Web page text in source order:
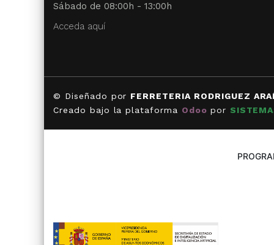
Sábado de 08:00h - 13:00h
Acceda aquí
© Diseñado por FERRETERIA RODRIGUEZ
Creado bajo la plataforma Odoo por